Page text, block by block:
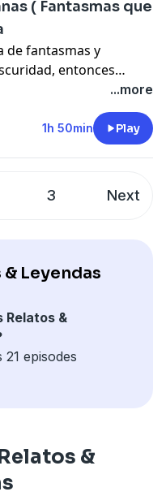
( Fantasmas que
de fantasmas y
entonces
Por las noches y en los
a los rostros
Figuras blancas,
por un mundo que
estas historias
sentir mucho
...more
1h 50min Play
3 Next
& Leyendas
Relatos &
episodes
&